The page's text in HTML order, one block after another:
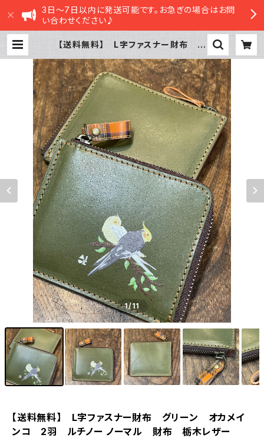
3日～7日以内に発送可能です。お急ぎの場合はお問
い合わせください♪
【送料無料】 L字ファスナー財布 グ
ー ノーマル 財布 栃木レザー | sa
satte STORE|ささってストア
1/11
【送料無料】 L字ファスナー財布 グリーン オカメイ
ンコ 2羽 ルチノー ノーマル 財布 栃木レザー